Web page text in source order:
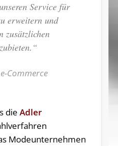
Service für
erweitern und
zusätzlichen
Commerce
die Adler
Modeunternehmen